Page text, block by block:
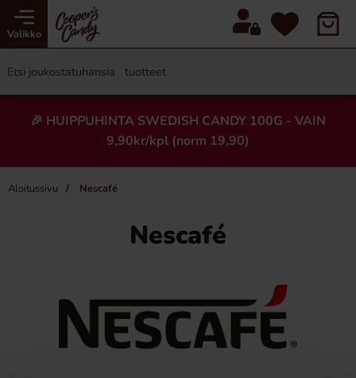
Valikko
🎉 HUIPPUHINTA SWEDISH CANDY 100G - VAIN
9,90kr/kpl (norm 19,90)
Aloitussivu Nescafé
Nescafé